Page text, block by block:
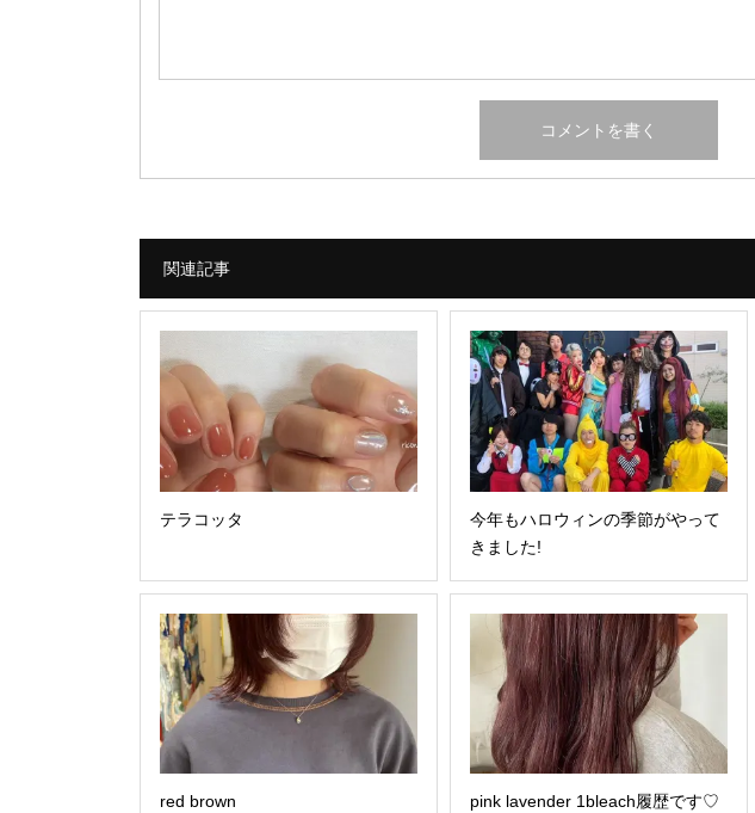
関連記事
テラコッタ
今年もハロウィンの季節がやって
きました!
red brown pink lavender 1bleach履歴です♡